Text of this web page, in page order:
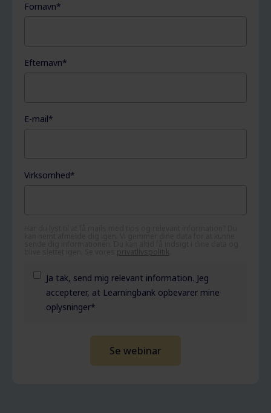
Fornavn*
Efternavn*
E-mail*
Virksomhed*
privatlivspolitik
Ja tak, send mig relevant information. Jeg
accepterer, at Learningbank opbevarer mine
oplysninger*